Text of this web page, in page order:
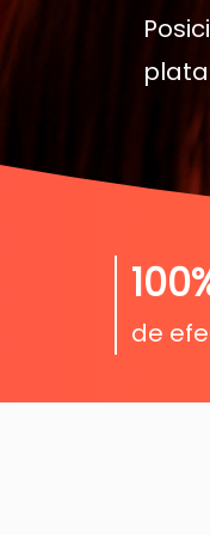
de